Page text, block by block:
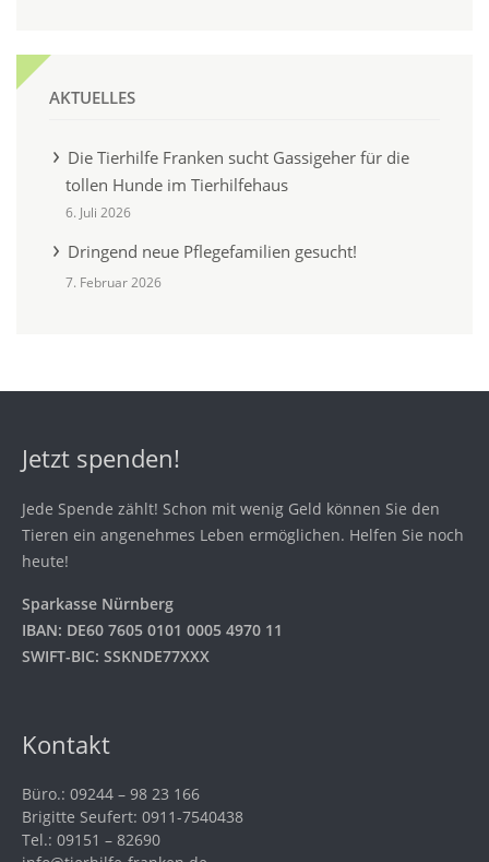
AKTUELLES
Die Tierhilfe Franken sucht Gassigeher für die
tollen Hunde im Tierhilfehaus
6. Juli 2026
Dringend neue Pflegefamilien gesucht!
7. Februar 2026
Jetzt spenden!
Jede Spende zählt! Schon mit wenig Geld können Sie den
Tieren ein angenehmes Leben ermöglichen. Helfen Sie noch
heute!
Sparkasse Nürnberg
IBAN: DE60 7605 0101 0005 4970 11
SWIFT-BIC: SSKNDE77XXX
Kontakt
Büro.: 09244 – 98 23 166
Brigitte Seufert: 0911-7540438
Tel.: 09151 – 82690